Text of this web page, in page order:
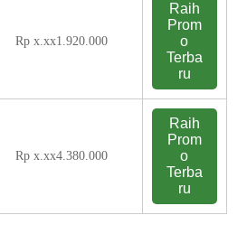
Rp x.xx1.920.000
Raih
Prom
o
Terba
ru
Rp x.xx4.380.000
Raih
Prom
o
Terba
ru